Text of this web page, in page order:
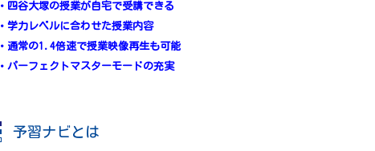
・四谷大塚の授業が自宅で受講できる
・学力レベルに合わせた授業内容
・通常の1.4倍速で授業映像再生も可能
・パーフェクトマスターモードの充実
予習ナビとは